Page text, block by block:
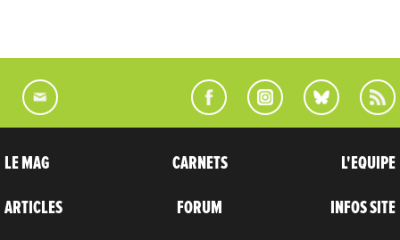
LE MAG
ARTICLES
CARNETS
FORUM
L'EQUIPE
INFOS SITE